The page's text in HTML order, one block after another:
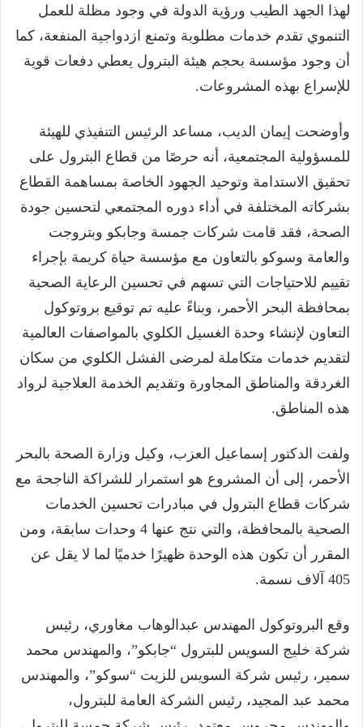
لهذا الجهد الطيب ورؤية الدولة في وجود مظلة للعمل
التنموي تقدم خدمات مطلوبة وتمنع ازدواجية المنفعة، كما
أن وجود مؤسسة بحجم هيئة البترول يعطي دفعات قوية
للإسراع بهذه المشروعات.
وأوضحت إيمان الديب، مساعد الرئيس التنفيذي للهيئة
للمسؤولية المجتمعية، أنه حرصًا من قطاع البترول على
تحقيق الاستدامة وتوحيد الجهود الخاصة بمساهمة القطاع
بشركاته المختلفة في أداء دوره المجتمعي لتحسين جودة
الصحة، فقد قامت شركات جمسة وجابكو وبتروجت
والعامة وسوكو بالتعاون مع مؤسسة حياة كريمة بإجراء
تقييم للاحتياجات التي تسهم في تحسين الرعاية الصحية
بمحافظة البحر الأحمر، وبناءً عليه تم توقيع بروتوكول
التعاون لإنشاء وحدة الغسيل الكلوي بالمواصفات العالمية
لتقديم خدمات متكاملة لمرضى الفشل الكلوي من سكان
الغردقة والمناطق المجاورة وتقديم الخدمة العلاجية لرواد
هذه المناطق.
ولفت الدكتور إسماعيل العزب، وكيل وزارة الصحة بالبحر
الأحمر، إلى أن المشروع هو استمرار للشراكة الناجحة مع
شركات قطاع البترول في مبادرات تحسين الخدمات
الصحية بالمحافظة، والتي نتج عنها 4 وحدات سابقة، ومن
المقرر أن تكون هذه الوحدة ظهيرًا خدميًا لما لا يقل عن
405 آلاف نسمة.
وقع البروتوكول المهندس عبدالوهاب مغاوري، رئيس
شركة خليج السويس للبترول “جابكو”، والمهندس محمد
سمير، رئيس شركة السويس للزيت “سوكو”، والمهندس
محمد عبد المجيد، رئيس الشركة العامة للبترول،